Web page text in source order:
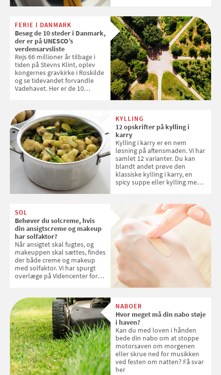
enkle råd til at spare penge på
tøjvasken
FERIE I DANMARK
Besøg de 10 steder i Danmark,
der er på UNESCO’s
verdensarvsliste
Rejs 66 millioner år tilbage i
tiden på Stevns Klint, oplev
kongernes gravkirke i Roskilde
og se tidevandet forvandle
Vadehavet. Her er de 10
KYLLING
12 opskrifter på kylling i
karry
Kylling i karry er en nem
løsning på aftensmaden. Vi har
samlet 12 varianter. Du kan
blandt andet prøve den
klassiske kylling i karry, en
spicy suppe eller kylling med
SOL
Behøver du solcreme, hvis
din ansigtscreme og makeup
har solfaktor?
Når ansigtet skal fugtes, og
makeuppen skal sættes, findes
der både creme og makeup
med solfaktor. Vi har spurgt
overlæge på Videncenter for
med SPF kan erstatte
solcreme, når man bevæger
sig ud i solen
NABOER
Hvor meget må din nabo støje
i haven?
Kan du med loven i hånden
bede din nabo om at stoppe
motorsaven om morgenen
eller skrue ned for musikken
ved festen om natten? Få svar
her